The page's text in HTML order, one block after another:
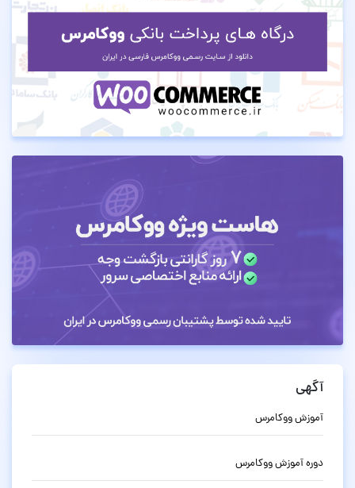
آگهی
آموزش ووکامرس
دوره آموزش ووکامرس